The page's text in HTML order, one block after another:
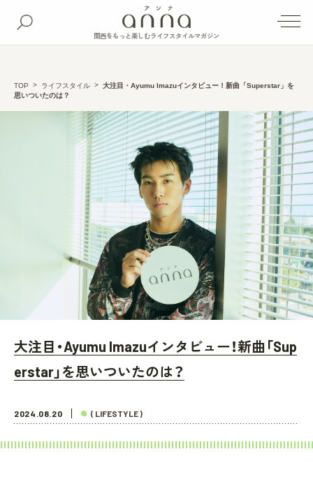
関西をもっと楽しむライフスタイルマガジン
TOP ライフスタイル
大注目・Ayumu Imazuインタビュー！新曲「Superstar」を
思いついたのは？
大注目・Ayumu Imazuインタビュー！新曲「Sup
erstar」を思いついたのは？
2024.08.20 ( LIFESTYLE )